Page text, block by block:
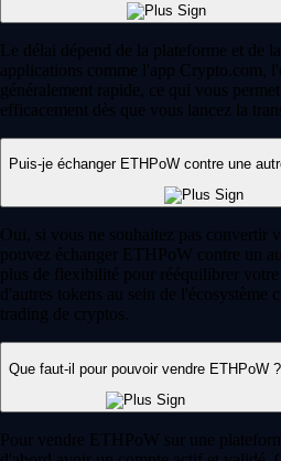
Le délai dépend de la plateforme et de
applications comme l'app Crypto.com,
généralement rapide, ce qui vous
efficacement dès que vous lancez la
Puis-je échanger ETHPoW contre une
Oui, si vous ne souhaitez pas convertir
pouvez échanger ETHPoW contre un
plus de flexibilité pour rééquilibrer
d'autres tokens au sein de l'écosystème
trading de cryptos.
Que faut-il pour pouvoir vendre ETHPoW ?
Pour vendre ETHPoW sur une